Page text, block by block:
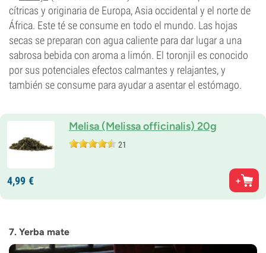
cítricas y originaria de Europa, Asia occidental y el norte de
África. Este té se consume en todo el mundo. Las hojas
secas se preparan con agua caliente para dar lugar a una
sabrosa bebida con aroma a limón. El toronjil es conocido
por sus potenciales efectos calmantes y relajantes, y
también se consume para ayudar a asentar el estómago.
Melisa (Melissa officinalis) 20g
21
4,99 €
7. Yerba mate